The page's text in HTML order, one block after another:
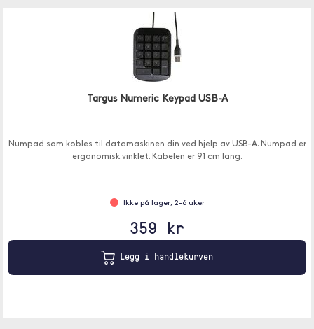
Targus Numeric Keypad USB-A
Numpad som kobles til datamaskinen din ved hjelp av USB-A. Numpad er
ergonomisk vinklet. Kabelen er 91 cm lang.
Ikke på lager, 2-6 uker
359 kr
Legg i handlekurven